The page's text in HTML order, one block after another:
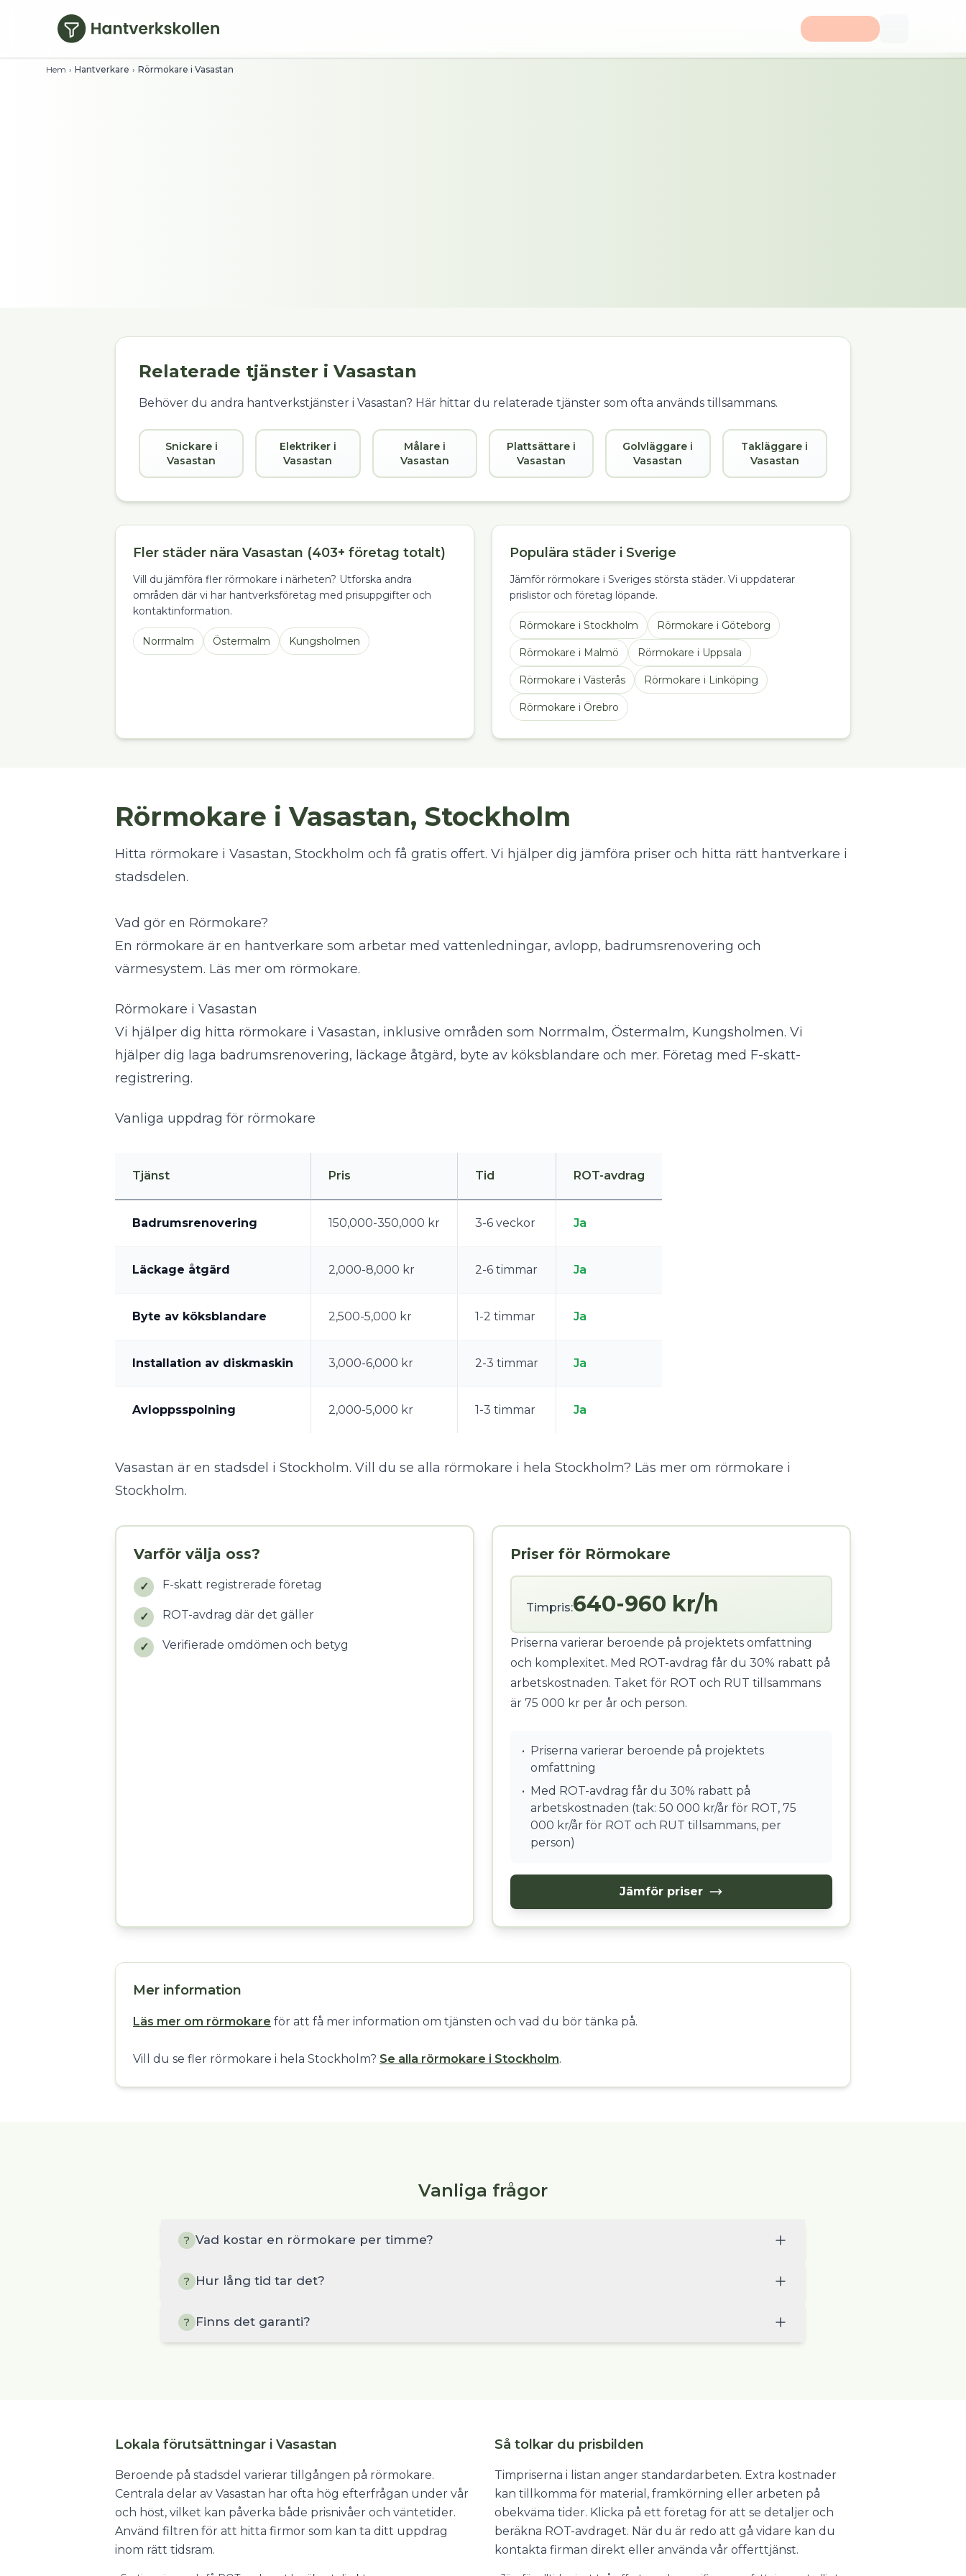
Hoppa till huvudinnehåll
Hem › Hantverkare › Rörmokare i Vasastan
Relaterade tjänster i Vasastan
Behöver du andra hantverkstjänster i Vasastan? Här hittar du relaterade tjänster som ofta används tillsammans.
Snickare i
Vasastan
Elektriker i
Vasastan
Målare i
Vasastan
Plattsättare i
Vasastan
Golvläggare i
Vasastan
Takläggare i
Vasastan
Fler städer nära Vasastan (403+ företag totalt)
Vill du jämföra fler rörmokare i närheten? Utforska andra
områden där vi har hantverksföretag med prisuppgifter och
kontaktinformation.
Norrmalm Östermalm Kungsholmen
Populära städer i Sverige
Jämför rörmokare i Sveriges största städer. Vi uppdaterar
prislistor och företag löpande.
Rörmokare i Stockholm Rörmokare i Göteborg
Rörmokare i Malmö Rörmokare i Uppsala
Rörmokare i Västerås Rörmokare i Linköping
Rörmokare i Örebro
Rörmokare i Vasastan, Stockholm
Hitta rörmokare i Vasastan, Stockholm och få gratis offert. Vi hjälper dig jämföra priser och hitta rätt hantverkare i
stadsdelen.
Vad gör en Rörmokare?
En rörmokare är en hantverkare som arbetar med vattenledningar, avlopp, badrumsrenovering och
värmesystem. Läs mer om rörmokare.
Rörmokare i Vasastan
Vi hjälper dig hitta rörmokare i Vasastan, inklusive områden som Norrmalm, Östermalm, Kungsholmen. Vi
hjälper dig laga badrumsrenovering, läckage åtgärd, byte av köksblandare och mer. Företag med F-skatt-
registrering.
Vanliga uppdrag för rörmokare
Tjänst Pris Tid ROT-avdrag
Badrumsrenovering 150,000-350,000 kr 3-6 veckor Ja
Läckage åtgärd 2,000-8,000 kr 2-6 timmar Ja
Byte av köksblandare 2,500-5,000 kr 1-2 timmar Ja
Installation av diskmaskin 3,000-6,000 kr 2-3 timmar Ja
Avloppsspolning 2,000-5,000 kr 1-3 timmar Ja
Vasastan är en stadsdel i Stockholm. Vill du se alla rörmokare i hela Stockholm? Läs mer om rörmokare i
Stockholm.
Varför välja oss?
✓ F-skatt registrerade företag
✓ ROT-avdrag där det gäller
✓ Verifierade omdömen och betyg
Priser för Rörmokare
Timpris:640-960 kr/h
Priserna varierar beroende på projektets omfattning
och komplexitet. Med ROT-avdrag får du 30% rabatt på
arbetskostnaden. Taket för ROT och RUT tillsammans
är 75 000 kr per år och person.
• Priserna varierar beroende på projektets
omfattning
• Med ROT-avdrag får du 30% rabatt på
arbetskostnaden (tak: 50 000 kr/år för ROT, 75
000 kr/år för ROT och RUT tillsammans, per
person)
Jämför priser
Mer information
Läs mer om rörmokare för att få mer information om tjänsten och vad du bör tänka på.
Vill du se fler rörmokare i hela Stockholm? Se alla rörmokare i Stockholm.
Vanliga frågor
? Vad kostar en rörmokare per timme?
? Hur lång tid tar det?
? Finns det garanti?
Lokala förutsättningar i Vasastan
Beroende på stadsdel varierar tillgången på rörmokare.
Centrala delar av Vasastan har ofta hög efterfrågan under vår
och höst, vilket kan påverka både prisnivåer och väntetider.
Använd filtren för att hitta firmor som kan ta ditt uppdrag
inom rätt tidsram.
Så tolkar du prisbilden
Timpriserna i listan anger standardarbeten. Extra kostnader
kan tillkomma för material, framkörning eller arbeten på
obekväma tider. Klicka på ett företag för att se detaljer och
beräkna ROT-avdraget. När du är redo att gå vidare kan du
kontakta firman direkt eller använda vår offerttjänst.